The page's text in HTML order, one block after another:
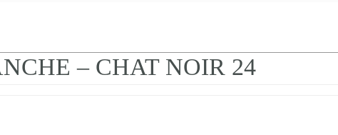
– CHAT NOIR 24